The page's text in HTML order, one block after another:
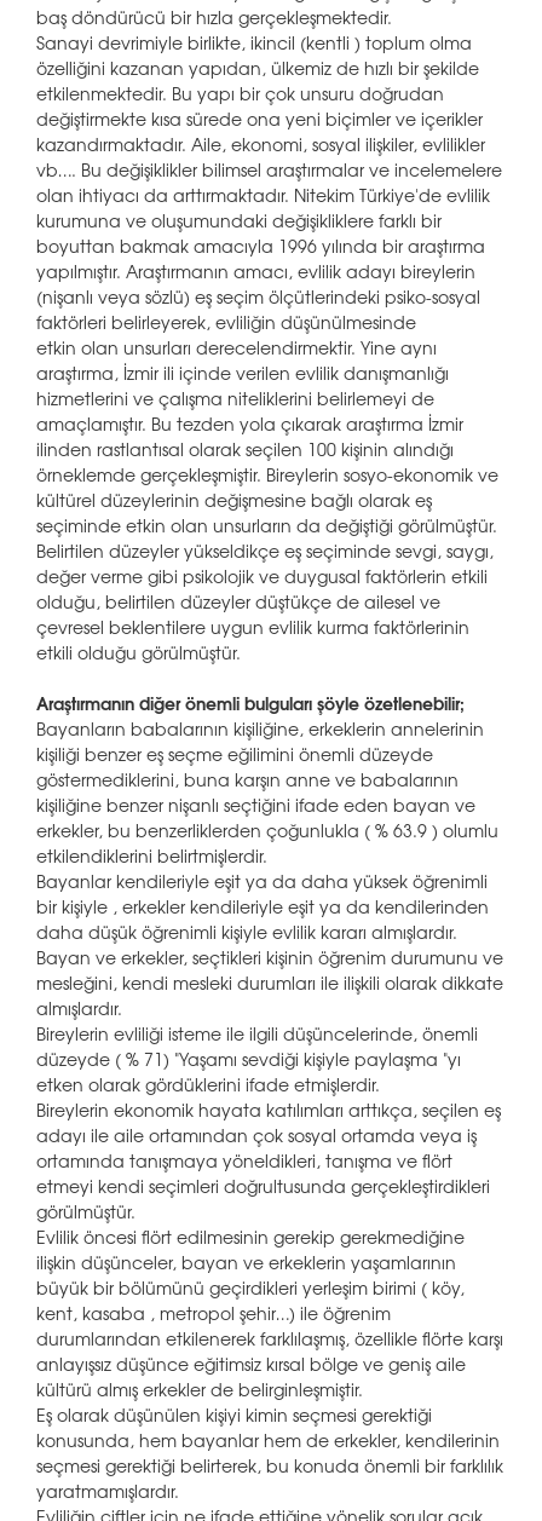
baş döndürücü bir hızla gerçekleşmektedir.
Sanayi devrimiyle birlikte, ikincil (kentli ) toplum olma
özelliğini kazanan yapıdan, ülkemiz de hızlı bir şekilde
etkilenmektedir. Bu yapı bir çok unsuru doğrudan
değiştirmekte kısa sürede ona yeni biçimler ve içerikler
kazandırmaktadır. Aile, ekonomi, sosyal ilişkiler, evlilikler
vb…. Bu değişiklikler bilimsel araştırmalar ve incelemelere
olan ihtiyacı da arttırmaktadır. Nitekim Türkiye'de evlilik
kurumuna ve oluşumundaki değişikliklere farklı bir
boyuttan bakmak amacıyla 1996 yılında bir araştırma
yapılmıştır. Araştırmanın amacı, evlilik adayı bireylerin
(nişanlı veya sözlü) eş seçim ölçütlerindeki psiko-sosyal
faktörleri belirleyerek, evliliğin düşünülmesinde
etkin olan unsurları derecelendirmektir. Yine aynı
araştırma, İzmir ili içinde verilen evlilik danışmanlığı
hizmetlerini ve çalışma niteliklerini belirlemeyi de
amaçlamıştır. Bu tezden yola çıkarak araştırma İzmir
ilinden rastlantısal olarak seçilen 100 kişinin alındığı
örneklemde gerçekleşmiştir. Bireylerin sosyo-ekonomik ve
kültürel düzeylerinin değişmesine bağlı olarak eş
seçiminde etkin olan unsurların da değiştiği görülmüştür.
Belirtilen düzeyler yükseldikçe eş seçiminde sevgi, saygı,
değer verme gibi psikolojik ve duygusal faktörlerin etkili
olduğu, belirtilen düzeyler düştükçe de ailesel ve
çevresel beklentilere uygun evlilik kurma faktörlerinin
etkili olduğu görülmüştür.
Araştırmanın diğer önemli bulguları şöyle özetlenebilir;
Bayanların babalarının kişiliğine, erkeklerin annelerinin
kişiliği benzer eş seçme eğilimini önemli düzeyde
göstermediklerini, buna karşın anne ve babalarının
kişiliğine benzer nişanlı seçtiğini ifade eden bayan ve
erkekler, bu benzerliklerden çoğunlukla ( % 63.9 ) olumlu
etkilendiklerini belirtmişlerdir.
Bayanlar kendileriyle eşit ya da daha yüksek öğrenimli
bir kişiyle , erkekler kendileriyle eşit ya da kendilerinden
daha düşük öğrenimli kişiyle evlilik kararı almışlardır.
Bayan ve erkekler, seçtikleri kişinin öğrenim durumunu ve
mesleğini, kendi mesleki durumları ile ilişkili olarak dikkate
almışlardır.
Bireylerin evliliği isteme ile ilgili düşüncelerinde, önemli
düzeyde ( % 71) "Yaşamı sevdiği kişiyle paylaşma "yı
etken olarak gördüklerini ifade etmişlerdir.
Bireylerin ekonomik hayata katılımları arttıkça, seçilen eş
adayı ile aile ortamından çok sosyal ortamda veya iş
ortamında tanışmaya yöneldikleri, tanışma ve flört
etmeyi kendi seçimleri doğrultusunda gerçekleştirdikleri
görülmüştür.
Evlilik öncesi flört edilmesinin gerekip gerekmediğine
ilişkin düşünceler, bayan ve erkeklerin yaşamlarının
büyük bir bölümünü geçirdikleri yerleşim birimi ( köy,
kent, kasaba , metropol şehir…) ile öğrenim
durumlarından etkilenerek farklılaşmış, özellikle flörte karşı
anlayışsız düşünce eğitimsiz kırsal bölge ve geniş aile
kültürü almış erkekler de belirginleşmiştir.
Eş olarak düşünülen kişiyi kimin seçmesi gerektiği
konusunda, hem bayanlar hem de erkekler, kendilerinin
seçmesi gerektiği belirterek, bu konuda önemli bir farklılık
yaratmamışlardır.